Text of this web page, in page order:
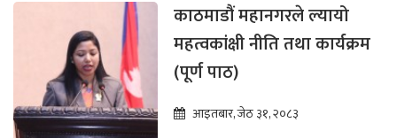
काठमाडौं महानगरले ल्यायो
महत्वकांक्षी नीति तथा कार्यक्रम
(पूर्ण पाठ)
आइतबार, जेठ ३१, २०८३